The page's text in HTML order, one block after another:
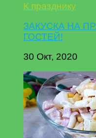
К празднику
ЗАКУСКА НА
ГОСТЕЙ!
30 Окт, 2020